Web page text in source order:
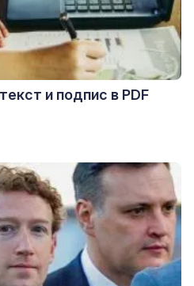
и подпис в PDF